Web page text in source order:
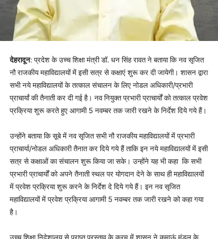
देहरादून: प्रदेश के उच्च शिक्षा मंत्री डॉ. धन सिंह रावत ने बताया कि नव सृजित
नौ राजकीय महाविद्यालयों में इसी सत्र से कक्षाएं शुरू कर दी जायेगी। शासन द्वारा
सभी नये महाविद्यालयों के तत्काल संचालन के लिए नोडल अधिकारी/प्रभारी
प्राचार्यां की तैनाती कर दी गई है। नव नियुक्त प्रभारी प्राचार्यों को तत्काल प्रवेश
प्रक्रिया शुरू करते हुए आगामी 5 नवम्बर तक जारी रखने के निर्देश दिये गये हैं।
उन्होंने बताया कि सूबे में नव सृजित सभी नौ राजकीय महाविद्यालयों में प्रभारी
प्राचार्या/नोडल अधिकारी तैनात कर दिये गये हैं ताकि इन नये महाविद्यालयों में इसी
सत्र से कक्षाओं का संचालन शुरू किया जा सके। उन्होंने यह भी कहा कि सभी
प्रभारी प्राचार्यों को अपने तैनाती स्थल पर योगदान देने के साथ ही महाविद्यालयों
में प्रवेश प्रक्रिया शुरू करने के निर्देश दे दिये गये हैं। इन नव सृजित
महाविद्यालयों में प्रवेश प्रक्रिया आगामी 5 नवम्बर तक जारी रखने को कहा गया
है।